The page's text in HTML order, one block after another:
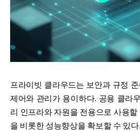
프라이빗 클라우드는 보안과 규정
제어와 관리가 용이하다. 공용 클라
리 인프라와 자원을 전용으로 사용
을 비롯한 성능향상을 확보할 수 있다.